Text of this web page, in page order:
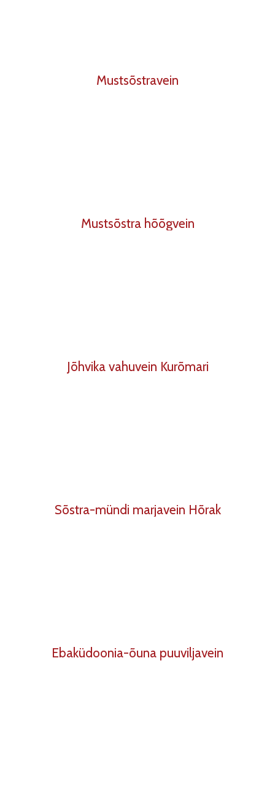
Mustsõstravein
Mustsõstra hõõgvein
Jõhvika vahuvein Kurõmari
Sõstra-mündi marjavein Hõrak
Ebaküdoonia-õuna puuviljavein